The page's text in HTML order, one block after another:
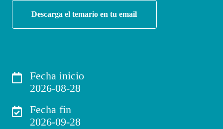
Descarga el temario en tu email
Fecha inicio
2026-08-28
Fecha fin
2026-09-28